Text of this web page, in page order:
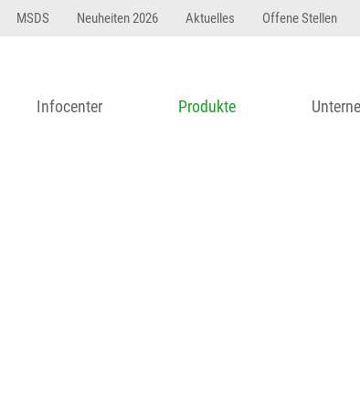
MSDS Neuheiten 2026 Aktuelles Offene Stellen
Infocenter Produkte
asdfW134 245 34" string(62) "Test 12